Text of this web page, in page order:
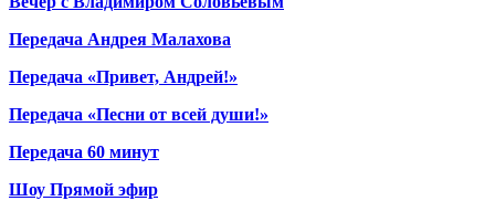
Передача Андрея Малахова
Передача «Привет, Андрей!»
Передача «Песни от всей души!»
Передача 60 минут
Шоу Прямой эфир